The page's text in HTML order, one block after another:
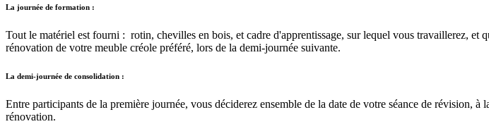
La journée de formation :
Tout le matériel est fourni : rotin, chevilles en bois, et cadre d'apprentissage, sur lequel vous travaillerez,
rénovation de votre meuble créole préféré, lors de la demi-journée suivante.
La demi-journée de consolidation :
Entre participants de la première journée, vous déciderez ensemble de la date de votre séance de révision,
rénovation.